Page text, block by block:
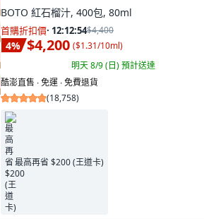
BOTO 紅石榴汁, 400包, 80ml
首購折扣價· 12:12:53$4,400
4% $4,200 ($1.31/10ml)
明天 8/9 (日)預計送達
酷澎直售 ∙ 免運 ∙ 免費退貨
(18,758)
最高再省 $200 (王道卡)